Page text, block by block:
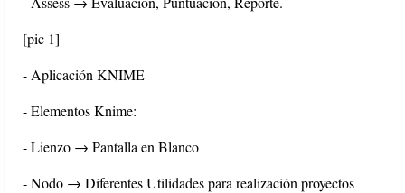
[pic 1]
- Aplicación KNIME
- Elementos Knime:
- Lienzo → Pantalla en Blanco
- Nodo → Diferentes Utilidades para realización proyectos